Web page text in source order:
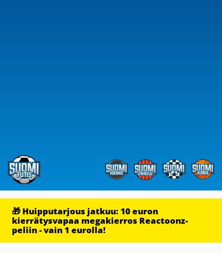
🎁 Huipputarjous jatkuu: 10 euron
kierrätysvapaa megakierros Reactoonz-
peliin - vain 1 eurolla!